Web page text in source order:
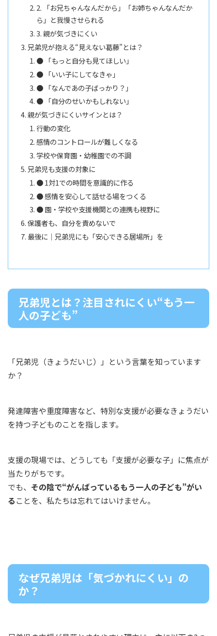
2. 「お兄ちゃんなんだから」「お姉ちゃんなんだか
ら」と我慢させられる
3. 親が気づきにくい
兄弟児が抱える“見えない葛藤”とは？
● 「もっと自分も見てほしい」
● 「いい子にしてなきゃ」
● 「なんであの子ばっかり？」
● 「自分のせいかもしれない」
親が気づきにくいサインとは？
行動の変化
感情のコントロールが難しくなる
学校や保育園・幼稚園での不調
兄弟児も支援の対象に
● 1対1での時間を意識的に作る
● 感情を安心して話せる場をつくる
● 園・学校や支援機関との連携も視野に
保護者も、自分を責めないで
最後に｜兄弟児にも「安心できる居場所」を
兄弟児とは？注目されにくい“もう一
人の子ども”
「兄弟児（きょうだいじ）」という言葉を知っています
か？
発達障害や重度障害など、特別な支援が必要なきょうだい
を持つ子どものことを指します。
支援の現場では、どうしても「支援が必要な子」に焦点が
当たりがちです。
でも、 その陰で“がんばっているもう一人の子ども”がい
る ことを、私たちは忘れてはいけません。
なぜ兄弟児は「気づかれにくい」の
か？